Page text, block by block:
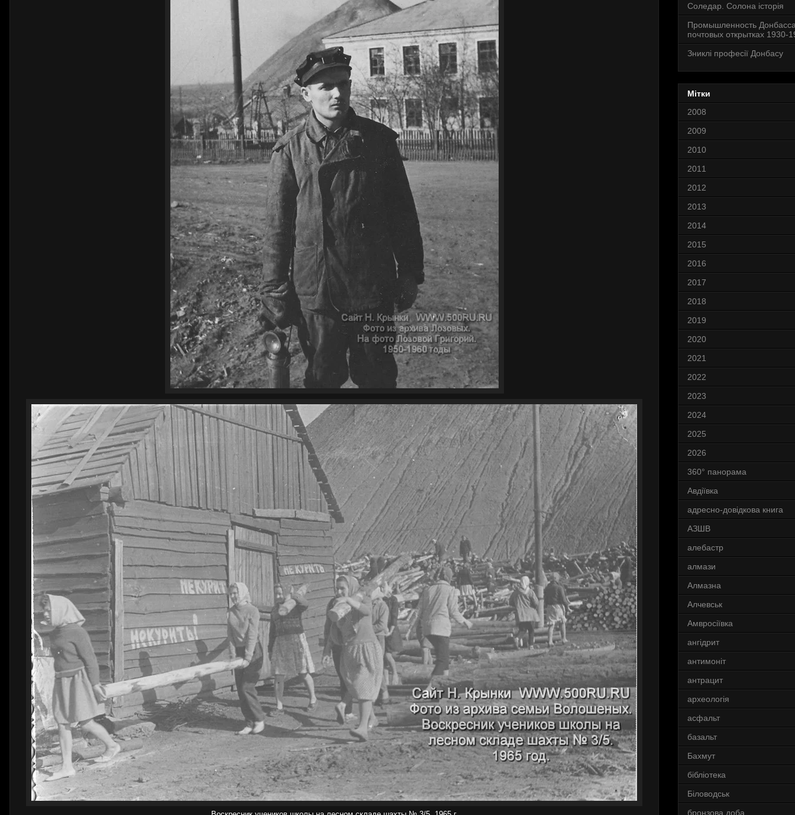
Соледар. Солона історія
Промышленность
почтовых открытках 1930-
Зниклі професії Донбасу
Мітки
2008
2009
2010
2011
2012
2013
2014
2015
2016
2017
2018
2019
2020
2021
2022
2023
2024
2025
2026
360° панорама
Авдіївка
адресно-довідкова книга
АЗШВ
алебастр
алмази
Алмазна
Алчевськ
Амвросіївка
ангідрит
антимоніт
антрацит
археологія
асфальт
базальт
Бахмут
бібліотека
Біловодськ
бронзова доба